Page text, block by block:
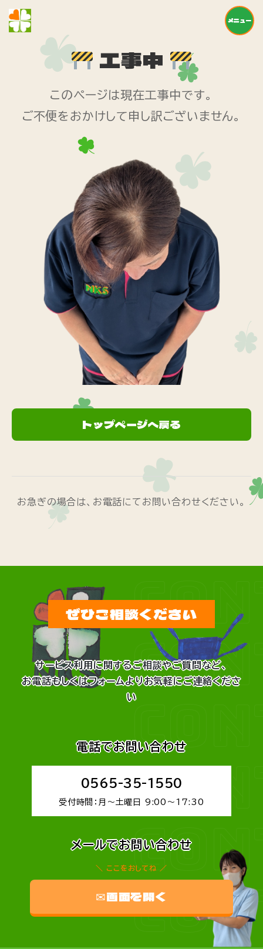
メニュー
工事中
このページは現在工事中です。
ご不便をおかけして申し訳ございません。
トップページへ戻る
お急ぎの場合は、お電話にてお問い合わせください。
ぜひご相談ください
サービス利用に関するご相談やご質問など、
お電話もしくはフォームよりお気軽にご連絡くださ
い
電話でお問い合わせ
0565-35-1550
受付時間：月～土曜日 9:00～17:30
メールでお問い合わせ
ここをおしてね
✉画面を開く